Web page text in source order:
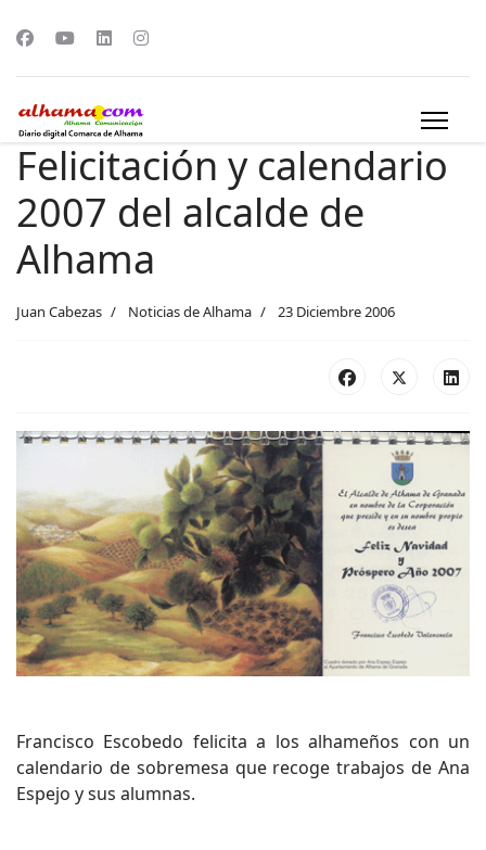
Felicitación y calendario
2007 del alcalde de
Alhama
Juan Cabezas Noticias de Alhama 23 Diciembre 2006
Francisco Escobedo felicita a los alhameños con un
calendario de sobremesa que recoge trabajos de Ana
Espejo y sus alumnas.